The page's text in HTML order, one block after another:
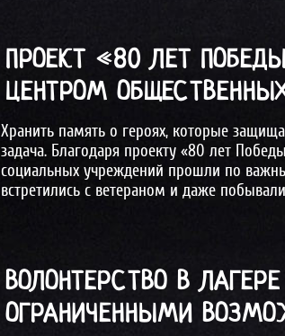
ПРОЕКТ «80 ЛЕТ
ЦЕНТРОМ
Хранить память о героях, которые
задача. Благодаря проекту «80 лет
социальных учреждений прошли по
встретились с ветераном и даже
ВОЛОНТЕРСТВО В
ОГРАНИЧЕННЫМИ